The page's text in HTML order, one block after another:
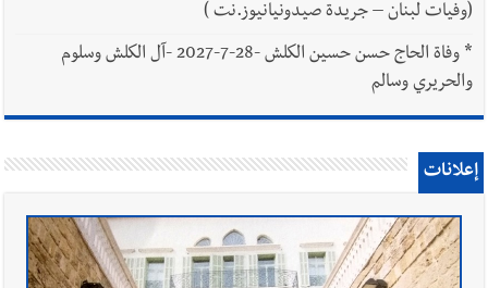
(وفيات لبنان – جريدة صيدونيانيوز.نت )
*
وفاة الحاج حسن حسين الكلش -28-7-2027 -آل الكلش وسلوم
والحريري وسالم
إعلانات